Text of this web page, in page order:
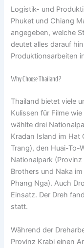
Logistik- und
Phuket und Chiang
angegeben, welche
deutet alles darauf
Produktionsarbeiten
Why Choose Thailand?
Thailand bietet viele
Kulissen für Filme wie
wählte drei
Kradan Island im Hat
Trang), den Huai-To-
Nationalpark
Brothers und Naka
Phang Nga). Auch
Einsatz. Der Dreh
statt.
Während der
Provinz Krabi einen